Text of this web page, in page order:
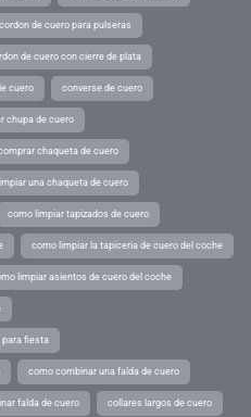
cordon de cuero para pulseras
de cuero con cierre de plata
cuero converse de cuero
chupa de cuero
chaqueta de cuero
una chaqueta de cuero
como limpiar tapizados de cuero
como limpiar la tapiceria de cuero del coche
limpiar asientos de cuero del coche
para fiesta
como combinar una falda de cuero
falda de cuero collares largos de cuero